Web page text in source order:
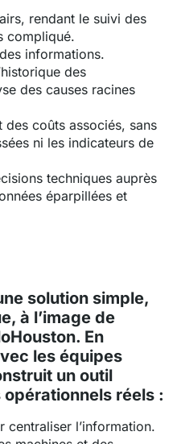
rendant le suivi des
compliqué.
informations.
des
des causes racines
coûts associés, sans
ni les indicateurs de
techniques auprès
éparpillées et
solution simple,
à l’image de
En
les équipes
un outil
réels :
centraliser l’information.